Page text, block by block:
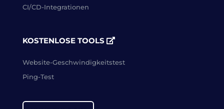
CI/CD-Integrationen
KOSTENLOSE TOOLS
Website-Geschwindigkeitstest
Ping-Test